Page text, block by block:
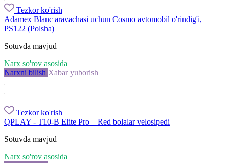
Tezkor ko'rish
Adamex Blanc aravachasi uchun Cosmo avtomobil o'rindig'i,
PS122 (Polsha)
Sotuvda mavjud
Narx so'rov asosida
Narxni bilish Xabar yuborish
Tezkor ko'rish
QPLAY - T10-B Elite Pro – Red bolalar velosipedi
Sotuvda mavjud
Narx so'rov asosida